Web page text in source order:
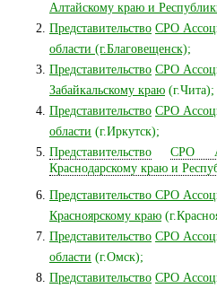
Алтайскому краю и
Представительство СРО
области (г.Благовещенск);
Представительство СРО
Забайкальскому краю (г.Чита);
Представительство СРО
области (г.Иркутск);
Представительство
СРО
Краснодарскому краю и
Представительство СРО
Красноярскому краю
Представительство СРО
области (г.Омск);
Представительство СРО